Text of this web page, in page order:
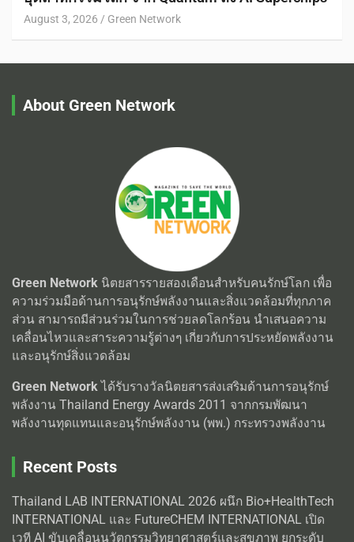
August 3, 2026 Green Network
About Green Network
Green Network นิตยสารรายสองเดือนสำหรับคนรักษ์โลก เพื่อ
ความร่วมมือด้านการอนุรักษ์พลังงานและสิ่งแวดล้อมที่ทุกภาค
ส่วน สามารถมีส่วนร่วมในการช่วยลดโลกร้อน นำเสนอความ
เคลื่อนไหวและสาระความรู้ต่างๆ เกี่ยวกับการประหยัดพลังงาน
และอนุรักษ์สิ่งแวดล้อม
Green Network ได้รับรางวัลนิตยสารส่งเสริมด้านการอนุรักษ์
พลังงาน Thailand Energy Awards 2011 จากกรมพัฒนา
พลังงานทุดแทนและอนุรักษ์พลังงาน (พพ.) กระทรวงพลังงาน
Recent Posts
Thailand LAB INTERNATIONAL 2026 ผนึก Bio+HealthTech
INTERNATIONAL และ FutureCHEM INTERNATIONAL เปิด
เวที AI ขับเคลื่อนนวัตกรรมวิทยาศาสตร์และสุขภาพ ยกระดับ